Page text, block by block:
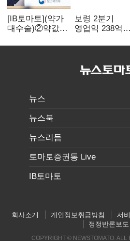
[IB토마토](약가
대수술)②약값
축소…제약업계
보령 2분기
영업익 238억…
뉴스
뉴스북
뉴스리듬
토마토증권통 Live
IB토마토
회사소개 개인정보취급방침 서
정정반론보도
COPYRIGHT © NEWSTOMATO. ALL